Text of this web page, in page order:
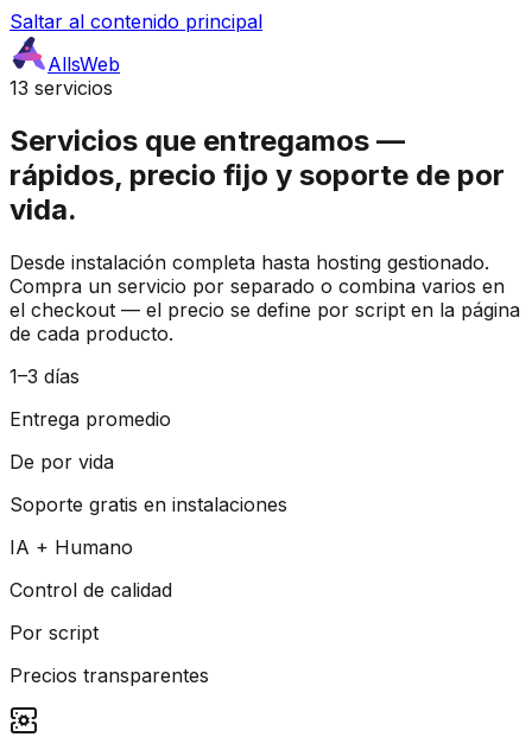
Saltar al contenido principal
AllsWeb
13 servicios
Servicios que entregamos —
rápidos, precio fijo y soporte de por
vida.
Desde instalación completa hasta hosting gestionado.
Compra un servicio por separado o combina varios en
el checkout — el precio se define por script en la página
de cada producto.
1–3 días
Entrega promedio
De por vida
Soporte gratis en instalaciones
IA + Humano
Control de calidad
Por script
Precios transparentes